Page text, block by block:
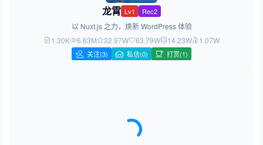
龙霄 Lv1 Rec2
以 Nuxt.js 之力，焕新 WordPress 体验
1.30K
6.63M 32.97W 63.79W 14.23W 1.07W
关注(3) 私信(0) 打赏(1)